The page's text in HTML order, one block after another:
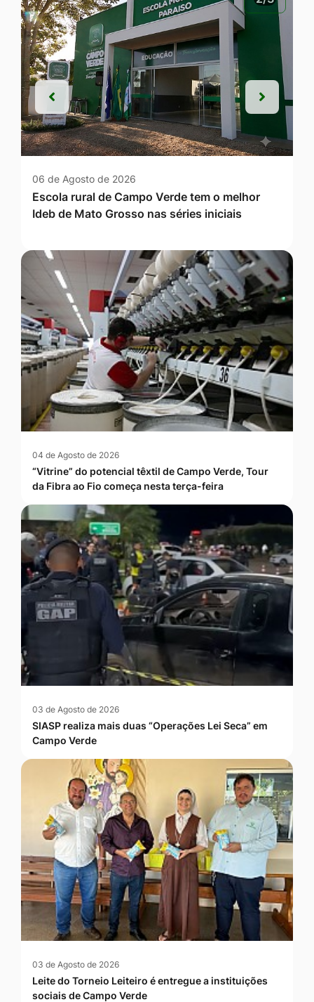
06 de Agosto de 2026
Escola rural de Campo Verde tem o melhor
Ideb de Mato Grosso nas séries iniciais
Anterior
Anterior Próxima
04 de Agosto de 2026
“Vitrine” do potencial têxtil de Campo Verde, Tour
da Fibra ao Fio começa nesta terça-feira
03 de Agosto de 2026
SIASP realiza mais duas “Operações Lei Seca” em
Campo Verde
03 de Agosto de 2026
Leite do Torneio Leiteiro é entregue a instituições
sociais de Campo Verde